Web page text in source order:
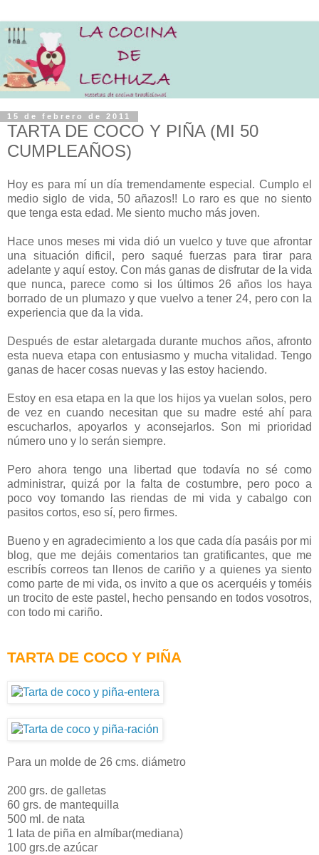
15 de febrero de 2011
TARTA DE COCO Y PIÑA (MI 50
CUMPLEAÑOS)
Hoy es para mí un día tremendamente especial. Cumplo el
medio siglo de vida, 50 añazos!! Lo raro es que no siento
que tenga esta edad. Me siento mucho más joven.
Hace unos meses mi vida dió un vuelco y tuve que afrontar
una situación dificil, pero saqué fuerzas para tirar para
adelante y aquí estoy. Con más ganas de disfrutar de la vida
que nunca, parece como si los últimos 26 años los haya
borrado de un plumazo y que vuelvo a tener 24, pero con la
experiencia que da la vida.
Después de estar aletargada durante muchos años, afronto
esta nueva etapa con entusiasmo y mucha vitalidad. Tengo
ganas de hacer cosas nuevas y las estoy haciendo.
Estoy en esa etapa en la que los hijos ya vuelan solos, pero
de vez en cuando necesitan que su madre esté ahí para
escucharlos, apoyarlos y aconsejarlos. Son mi prioridad
número uno y lo serán siempre.
Pero ahora tengo una libertad que todavía no sé como
administrar, quizá por la falta de costumbre, pero poco a
poco voy tomando las riendas de mi vida y cabalgo con
pasitos cortos, eso sí, pero firmes.
Bueno y en agradecimiento a los que cada día pasáis por mi
blog, que me dejáis comentarios tan gratificantes, que me
escribís correos tan llenos de cariño y a quienes ya siento
como parte de mi vida, os invito a que os acerquéis y toméis
un trocito de este pastel, hecho pensando en todos vosotros,
con todo mi cariño.
TARTA DE COCO Y PIÑA
Para un molde de 26 cms. diámetro
200 grs. de galletas
60 grs. de mantequilla
500 ml. de nata
1 lata de piña en almíbar(mediana)
100 grs.de azúcar